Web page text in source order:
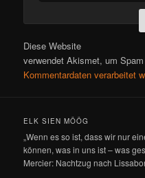
Diese Website
verwendet Akismet, um
Kommentardaten verarbeitet
ELK SIEN MÖÖG
„Wenn es so ist, dass wir nur
können, was in uns ist – was
Mercier: Nachtzug nach